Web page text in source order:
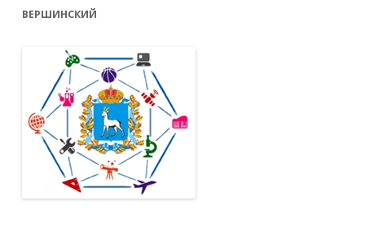
ВЕРШИНСКИЙ